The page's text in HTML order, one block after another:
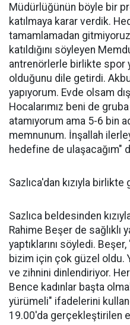
Müdürlüğünün böyle bir
katılmaya karar verdik.
tamamlamadan
katıldığını söyleyen
antrenörlerle birlikte spor
olduğunu dile getirdi.
yapıyorum. Evde olsam
Hocalarımız beni de gruba
atamıyorum ama 5-6 bin
memnunum. İnşallah
hedefine de ulaşacağım"
Sazlıca'dan kızıyla birlikte
Sazlıca beldesinden
Rahime Beşer de sağlıklı
yaptıklarını söyledi.
bizim için çok güzel oldu.
ve zihnini dinlendiriyor.
Bence kadınlar başta
yürümeli" ifadelerini
19.00'da gerçekleştirilen